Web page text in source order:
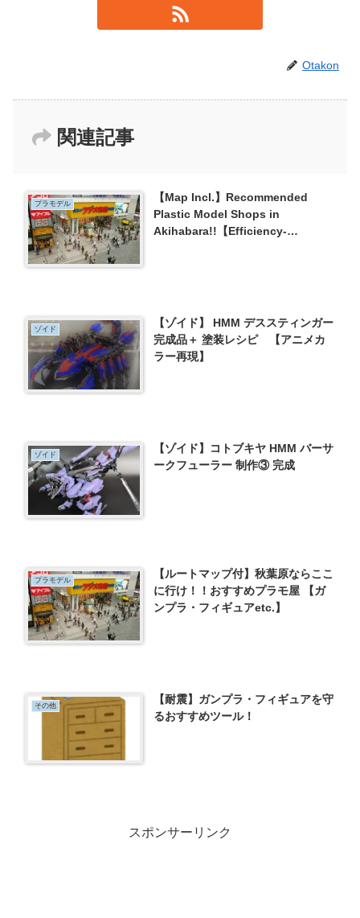
Otakon
関連記事
プラモデル
【Map Incl.】Recommended
Plastic Model Shops in
Akihabara!!【Efficiency-
ゾイド
【ゾイド】 HMM デススティンガー
完成品＋ 塗装レシピ 【アニメカ
ラー再現】
ゾイド
【ゾイド】コトブキヤ HMM バーサ
ークフューラー 制作③ 完成
プラモデル
【ルートマップ付】秋葉原ならここ
に行け！！おすすめプラモ屋 【ガ
ンプラ・フィギュアetc.】
その他
【耐震】ガンプラ・フィギュアを守
るおすすめツール！
スポンサーリンク